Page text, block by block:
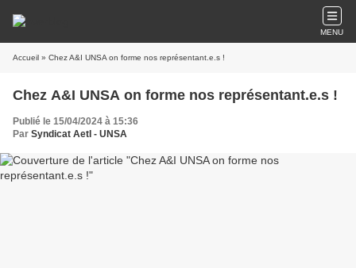
MENU
Accueil » Chez A&I UNSA on forme nos représentant.e.s !
Chez A&I UNSA on forme nos représentant.e.s !
Publié le 15/04/2024 à 15:36
Par Syndicat AetI - UNSA